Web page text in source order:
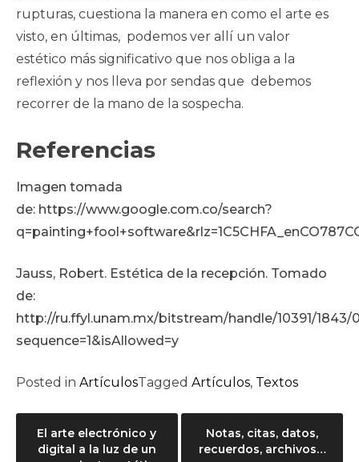
rupturas, cuestiona la manera en como el arte es
visto, en últimas, podemos ver allí un valor
estético más significativo que nos obliga a la
reflexión y nos lleva por sendas que debemos
recorrer de la mano de la sospecha.
Referencias
Imagen tomada
de: https://www.google.com.co/search?
Jauss, Robert. Estética de la recepción. Tomado
de:
http://ru.ffyl.unam.mx/bitstream/handle/10391/1843/
sequence=1&isAllowed=y
Posted in ArtículosTagged Artículos, Textos
Navegación
El arte electrónico y
digital a la luz de un
Notas, citas, datos,
recuerdos, archivos…